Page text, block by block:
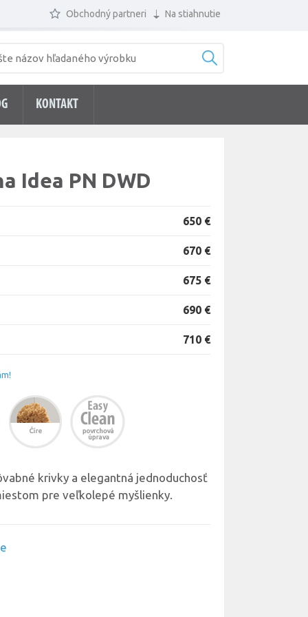
Obchodný partneri Na stiahnutie
KONTAKT
Idea PN DWD
650 €
670 €
675 €
690 €
710 €
krivky a elegantná jednoduchosť
pre veľkolepé myšlienky.